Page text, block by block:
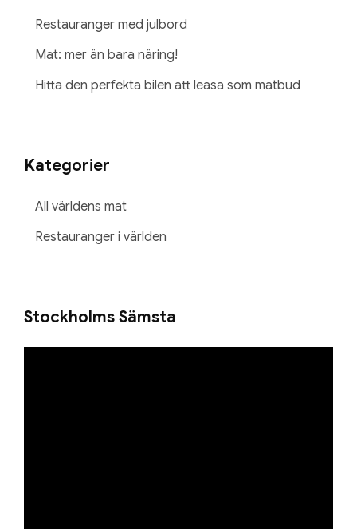
Restauranger med julbord
Mat: mer än bara näring!
Hitta den perfekta bilen att leasa som matbud
Kategorier
All världens mat
Restauranger i världen
Stockholms Sämsta